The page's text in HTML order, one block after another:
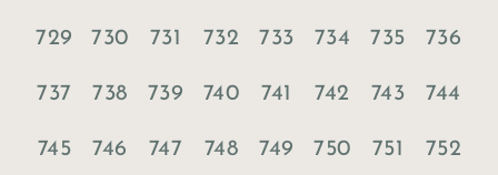
729 730 731 732 733 734 735 736
737 738 739 740 741 742 743 744
745 746 747 748 749 750 751 752